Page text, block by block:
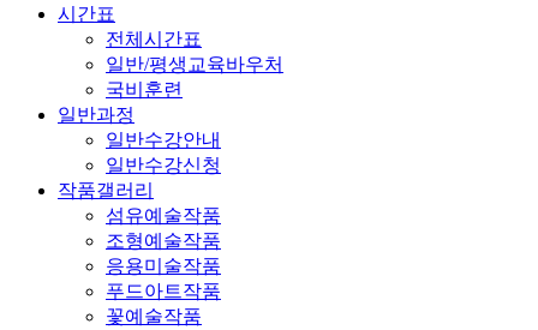
시간표
전체시간표
일반/평생교육바우처
국비훈련
일반과정
일반수강안내
일반수강신청
작품갤러리
섬유예술작품
조형예술작품
응용미술작품
푸드아트작품
꽃예술작품